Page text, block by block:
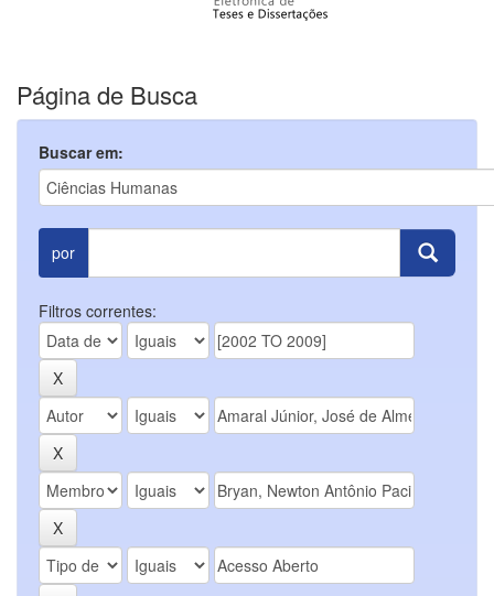
Página de Busca
Buscar em:
por
Filtros correntes: